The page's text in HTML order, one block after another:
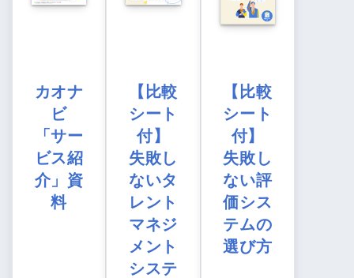
カオナ
ビ
「サー
ビス紹
介」資
料
【比較
シート
付】
失敗し
ないタ
レント
マネジ
メント
システ
【比較
シート
付】
失敗し
ない評
価シス
テムの
選び方